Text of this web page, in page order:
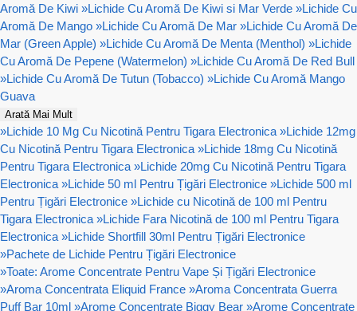
Aromă De Kiwi »Lichide Cu Aromă De Kiwi si Mar Verde »Lichide Cu
Aromă De Mango »Lichide Cu Aromă De Mar »Lichide Cu Aromă De
Mar (Green Apple) »Lichide Cu Aromă De Menta (Menthol) »Lichide
Cu Aromă De Pepene (Watermelon) »Lichide Cu Aromă De Red Bull
»Lichide Cu Aromă De Tutun (Tobacco) »Lichide Cu Aromă Mango
Guava
Arată Mai Mult
»Lichide 10 Mg Cu Nicotină Pentru Tigara Electronica »Lichide 12mg
Cu Nicotină Pentru Tigara Electronica »Lichide 18mg Cu Nicotină
Pentru Tigara Electronica »Lichide 20mg Cu Nicotină Pentru Tigara
Electronica »Lichide 50 ml Pentru Țigări Electronice »Lichide 500 ml
Pentru Țigări Electronice »Lichide cu Nicotină de 100 ml Pentru
Tigara Electronica »Lichide Fara Nicotină de 100 ml Pentru Tigara
Electronica »Lichide Shortfill 30ml Pentru Țigări Electronice
»Pachete de Lichide Pentru Țigări Electronice
»Toate: Arome Concentrate Pentru Vape Și Țigări Electronice
»Aroma Concentrata Eliquid France »Aroma Concentrata Guerra
Puff Bar 10ml »Arome Concentrate Biggy Bear »Arome Concentrate